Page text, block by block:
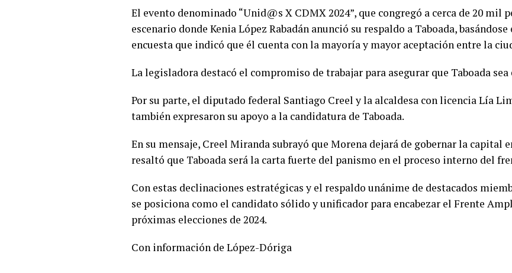
El evento denominado “Unid@s X CDMX 2024”, que congregó a cerca de 20 mil
escenario donde Kenia López Rabadán anunció su respaldo a Taboada,
encuesta que indicó que él cuenta con la mayoría y mayor aceptación entre la
La legisladora destacó el compromiso de trabajar para asegurar que Taboada
Por su parte, el diputado federal Santiago Creel y la alcaldesa con licencia Lía
también expresaron su apoyo a la candidatura de Taboada.
En su mensaje, Creel Miranda subrayó que Morena dejará de gobernar la capital
resaltó que Taboada será la carta fuerte del panismo en el proceso interno del
Con estas declinaciones estratégicas y el respaldo unánime de destacados
se posiciona como el candidato sólido y unificador para encabezar el Frente
próximas elecciones de 2024.
Con información de López-Dóriga